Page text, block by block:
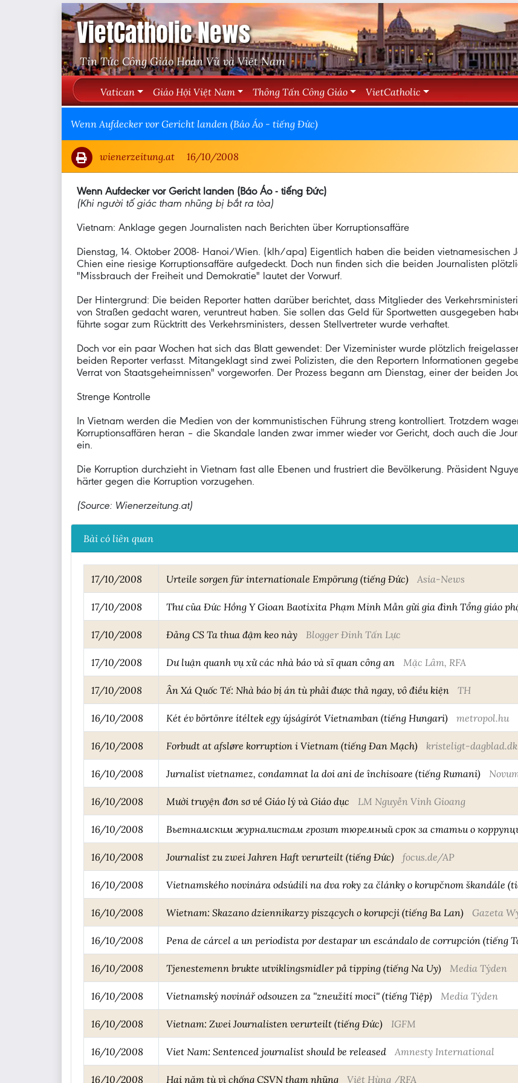
VietCatholic News
Tin Tức Công Giáo Hoàn Vũ và Việt Nam
Vatican Giáo Hội Việt Nam Thông Tấn Công Giáo VietCatholic
Wenn Aufdecker vor Gericht landen (Báo Áo - tiếng Đức)
wienerzeitung.at 16/10/2008
Wenn Aufdecker vor Gericht landen (Báo Áo - tiếng Đức)
(Khi người tố giác tham nhũng bị bắt ra tòa)
Vietnam: Anklage gegen Journalisten nach Berichten über Korruptionsaffäre
Dienstag, 14. Oktober 2008- Hanoi/Wien. (klh/apa) Eigentlich haben die beiden vietnamesischen
Chien eine riesige Korruptionsaffäre aufgedeckt. Doch nun finden sich die beiden Journalisten
"Missbrauch der Freiheit und Demokratie" lautet der Vorwurf.
Der Hintergrund: Die beiden Reporter hatten darüber berichtet, dass Mitglieder des
von Straßen gedacht waren, veruntreut haben. Sie sollen das Geld für Sportwetten ausgegeben
führte sogar zum Rücktritt des Verkehrsministers, dessen Stellvertreter wurde verhaftet.
Doch vor ein paar Wochen hat sich das Blatt gewendet: Der Vizeminister wurde plötzlich
beiden Reporter verfasst. Mitangeklagt sind zwei Polizisten, die den Reportern Informationen
Verrat von Staatsgeheimnissen" vorgeworfen. Der Prozess begann am Dienstag, einer der beiden
Strenge Kontrolle
In Vietnam werden die Medien von der kommunistischen Führung streng kontrolliert. Trotzdem
Korruptionsaffären heran – die Skandale landen zwar immer wieder vor Gericht, doch auch die
ein.
Die Korruption durchzieht in Vietnam fast alle Ebenen und frustriert die Bevölkerung. Präsident
härter gegen die Korruption vorzugehen.
(Source: Wienerzeitung.at)
Bài có liên quan
17/10/2008 Urteile sorgen für internationale Empörung (tiếng Đức) Asia-News
17/10/2008 Thư của Đức Hồng Y Gioan Baotixita Phạm Minh Mẫn gửi gia đình Tổng giáo
17/10/2008 Đảng CS Ta thua đậm keo này Blogger Đinh Tấn Lực
17/10/2008 Dư luận quanh vụ xử các nhà báo và sĩ quan công an Mặc Lâm, RFA
17/10/2008 Ân Xá Quốc Tế: Nhà báo bị án tù phải được thả ngay, vô điều kiện TH
16/10/2008 Két év börtönre ítéltek egy újságírót Vietnamban (tiếng Hungari) metropol.hu
16/10/2008 Forbudt at afsløre korruption i Vietnam (tiếng Đan Mạch) kristeligt-dagblad.dk
16/10/2008 Jurnalist vietnamez, condamnat la doi ani de închisoare (tiếng Rumani)
16/10/2008 Mười truyện đơn sơ về Giáo lý và Giáo dục LM Nguyễn Vinh Gioang
16/10/2008 Вьетнамским журналистам грозит тюремный срок за статьи о
16/10/2008 Journalist zu zwei Jahren Haft verurteilt (tiếng Đức) focus.de/AP
16/10/2008 Vietnamského novinára odsúdili na dva roky za články o korupčnom škandále
16/10/2008 Wietnam: Skazano dziennikarzy piszących o korupcji (tiếng Ba Lan) Gazeta
16/10/2008 Pena de cárcel a un periodista por destapar un escándalo de corrupción (tiếng
16/10/2008 Tjenestemenn brukte utviklingsmidler på tipping (tiếng Na Uy) Media Týden
16/10/2008 Vietnamský novinář odsouzen za ''zneužití moci'' (tiếng Tiệp) Media Týden
16/10/2008 Vietnam: Zwei Journalisten verurteilt (tiếng Đức) IGFM
16/10/2008 Viet Nam: Sentenced journalist should be released Amnesty International
16/10/2008 Hai năm tù vì chống CSVN tham nhũng Việt Hùng /RFA